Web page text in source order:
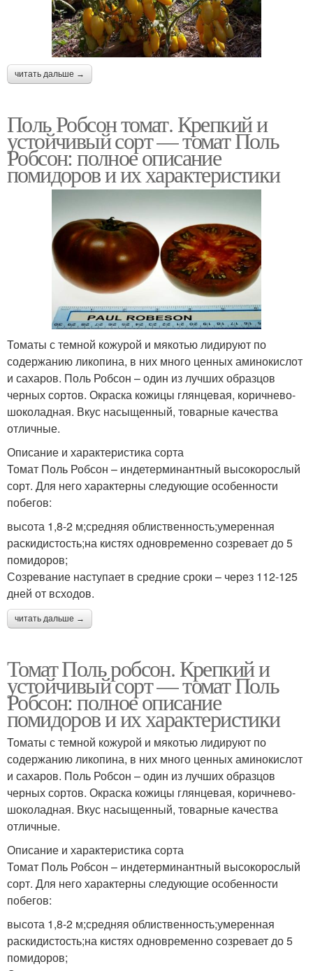
читать дальше →
Поль Робсон томат. Крепкий и
устойчивый сорт — томат Поль
Робсон: полное описание
помидоров и их характеристики
Томаты с темной кожурой и мякотью лидируют по
содержанию ликопина, в них много ценных аминокислот
и сахаров. Поль Робсон – один из лучших образцов
черных сортов. Окраска кожицы глянцевая, коричнево-
шоколадная. Вкус насыщенный, товарные качества
отличные.
Описание и характеристика сорта
Томат Поль Робсон – индетерминантный высокорослый
сорт. Для него характерны следующие особенности
побегов:
высота 1,8-2 м;средняя облиственность;умеренная
раскидистость;на кистях одновременно созревает до 5
помидоров;
Созревание наступает в средние сроки – через 112-125
дней от всходов.
читать дальше →
Томат Поль робсон. Крепкий и
устойчивый сорт — томат Поль
Робсон: полное описание
помидоров и их характеристики
Томаты с темной кожурой и мякотью лидируют по
содержанию ликопина, в них много ценных аминокислот
и сахаров. Поль Робсон – один из лучших образцов
черных сортов. Окраска кожицы глянцевая, коричнево-
шоколадная. Вкус насыщенный, товарные качества
отличные.
Описание и характеристика сорта
Томат Поль Робсон – индетерминантный высокорослый
сорт. Для него характерны следующие особенности
побегов:
высота 1,8-2 м;средняя облиственность;умеренная
раскидистость;на кистях одновременно созревает до 5
помидоров;